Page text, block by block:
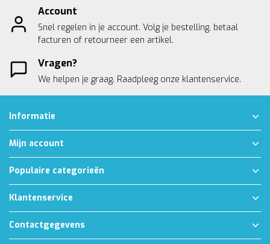
Account
Snel regelen in je account. Volg je bestelling, betaal
facturen of retourneer een artikel.
Vragen?
We helpen je graag. Raadpleeg onze klantenservice.
Informatie
Mijn account
Populaire categorieën
Klantenservice
Contactgegevens